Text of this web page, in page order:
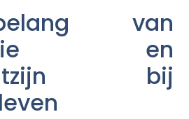
van
en
bij